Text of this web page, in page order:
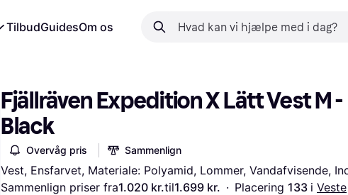
TilbudGuidesOm os
Fjällräven Expedition X Lätt Vest M -
Black
Overvåg pris Sammenlign
Vest, Ensfarvet, Materiale: Polyamid, Lommer, Vandafvisende,
Sammenlign priser fra1.020 kr.til1.699 kr. · Placering 133 i Veste